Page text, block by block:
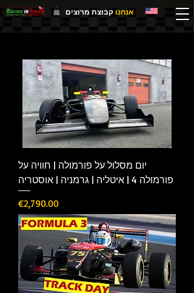
אנחנוקבוצת מרוצים
יום מסלול על פורמולה | חוויה על
פורמולה 4 | איטליה | גרמניה | אוסטריה
Price
€2,790.00